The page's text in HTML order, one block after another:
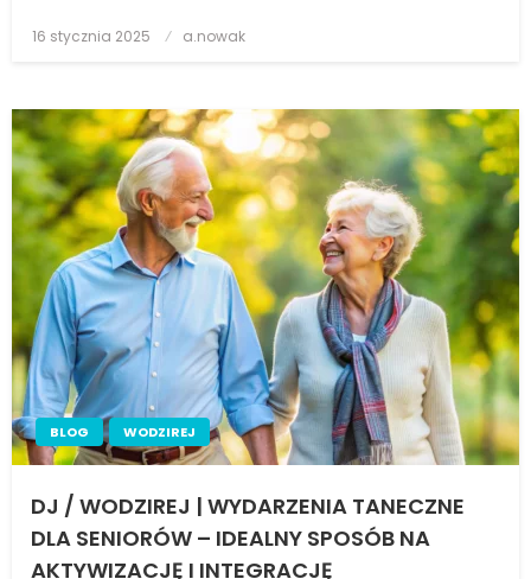
Posted
16 stycznia 2025 a.nowak
BLOG WODZIREJ
DJ / WODZIREJ | WYDARZENIA TANECZNE
DLA SENIORÓW – IDEALNY SPOSÓB NA
AKTYWIZACJĘ I INTEGRACJĘ